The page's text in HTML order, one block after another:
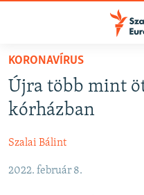
Akadálymentes
Ugrás
oldalra
Ugrás
NAPIRENDEN
AKTUÁLIS
VIDEÓK
ELEMZŐ
KORONAVÍRUS
Újra több mint
kórházban
Szalai Bálint
2022. február 8.